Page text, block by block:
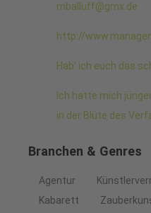
mballuff@gmx.de
http://
Hab' ich euch das
Ich hatte mich
in der Blüte des
Branchen & Genres
Agentur
Kabarett